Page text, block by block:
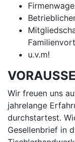
u.v.m!
Wir freuen uns
jahrelange
durchstartest.
Gesellenbrief in